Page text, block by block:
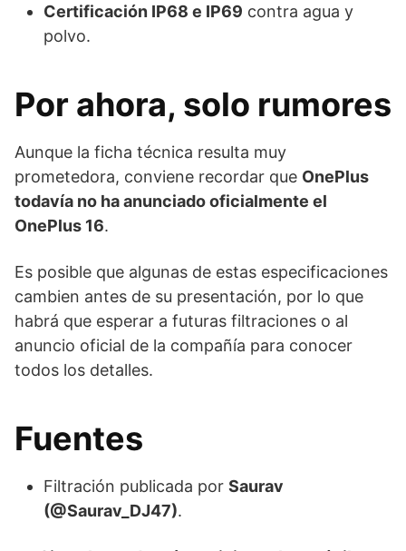
Certificación IP68 e IP69 contra agua y
polvo.
Por ahora, solo rumores
Aunque la ficha técnica resulta muy
prometedora, conviene recordar que OnePlus
todavía no ha anunciado oficialmente el
OnePlus 16.
Es posible que algunas de estas especificaciones
cambien antes de su presentación, por lo que
habrá que esperar a futuras filtraciones o al
anuncio oficial de la compañía para conocer
todos los detalles.
Fuentes
Filtración publicada por Saurav
(@Saurav_DJ47).